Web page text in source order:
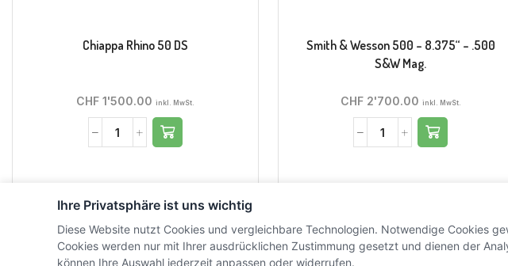
Chiappa Rhino 50 DS
CHF1'500.00 inkl. MwSt.
Smith & Wesson 500 – 8.375“ – .500
S&W Mag.
CHF2'700.00 inkl. MwSt.
Ihre Privatsphäre ist uns wichtig
Diese Website nutzt Cookies und vergleichbare Technologien. Notwendige Cookies
Cookies werden nur mit Ihrer ausdrücklichen Zustimmung gesetzt und dienen der
können Ihre Auswahl jederzeit anpassen oder widerrufen.